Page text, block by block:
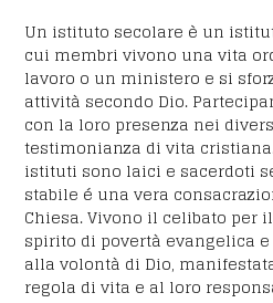
Un istituto secolare è un
cui membri vivono una vita
lavoro o un ministero e si
attività secondo Dio.
con la loro presenza nei
testimonianza di vita
istituti sono laici e sacerdoti
stabile é una vera
Chiesa. Vivono il celibato per
spirito di povertà evangelica
alla volontà di Dio,
regola di vita e al loro